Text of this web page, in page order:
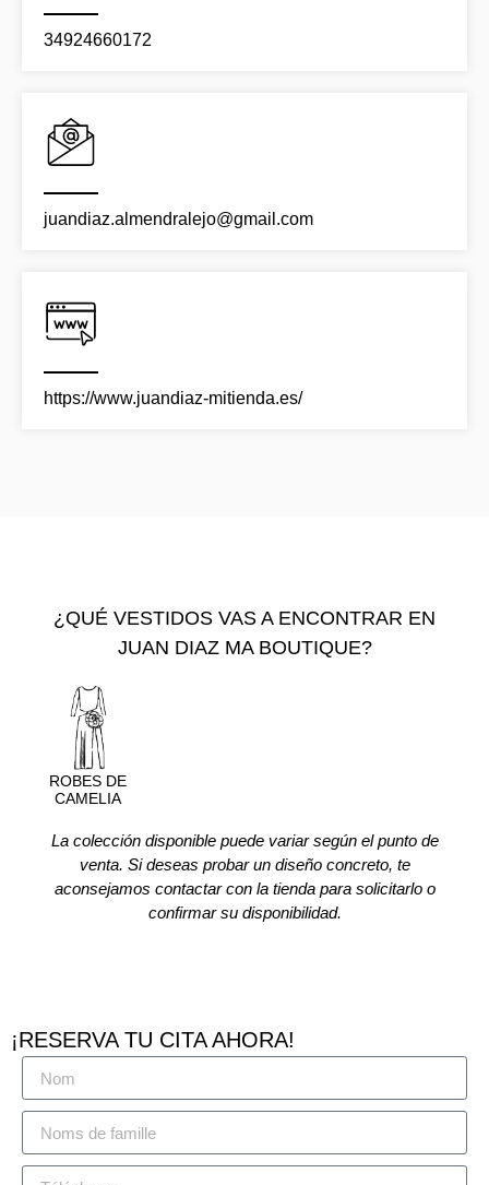
34924660172
juandiaz.almendralejo@gmail.com
https://www.juandiaz-mitienda.es/
¿QUÉ VESTIDOS VAS A ENCONTRAR EN
JUAN DIAZ MA BOUTIQUE?
ROBES DE
CAMELIA
La colección disponible puede variar según el punto de
venta. Si deseas probar un diseño concreto, te
aconsejamos contactar con la tienda para solicitarlo o
confirmar su disponibilidad.
¡RESERVA TU CITA AHORA!